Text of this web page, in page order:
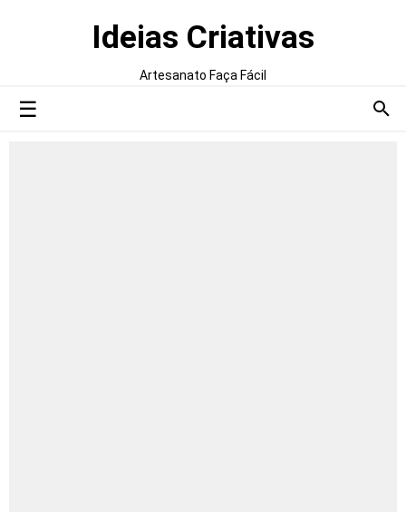
Ideias Criativas
Artesanato Faça Fácil